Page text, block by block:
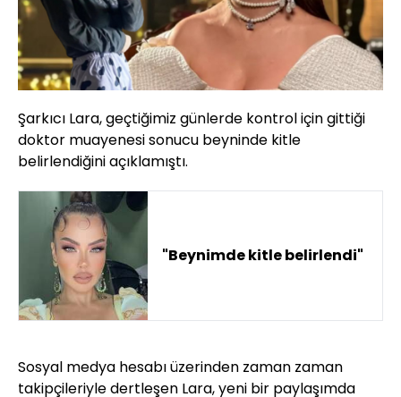
Şarkıcı Lara, geçtiğimiz günlerde kontrol için gittiği
doktor muayenesi sonucu beyninde kitle
belirlendiğini açıklamıştı.
"Beynimde kitle belirlendi"
Sosyal medya hesabı üzerinden zaman zaman
takipçileriyle dertleşen Lara, yeni bir paylaşımda